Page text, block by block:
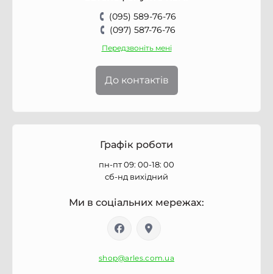
(095) 589-76-76
(097) 587-76-76
Передзвоніть мені
До контактів
Графік роботи
пн-пт 09: 00-18: 00
сб-нд вихідний
Ми в соціальних мережах:
shop@arles.com.ua